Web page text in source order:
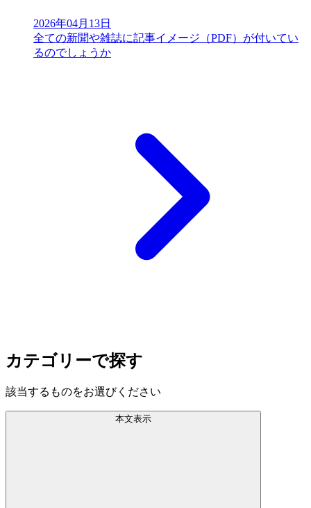
2026年04月13日
全ての新聞や雑誌に記事イメージ（PDF）が付いてい
るのでしょうか
カテゴリーで探す
該当するものをお選びください
本文表示